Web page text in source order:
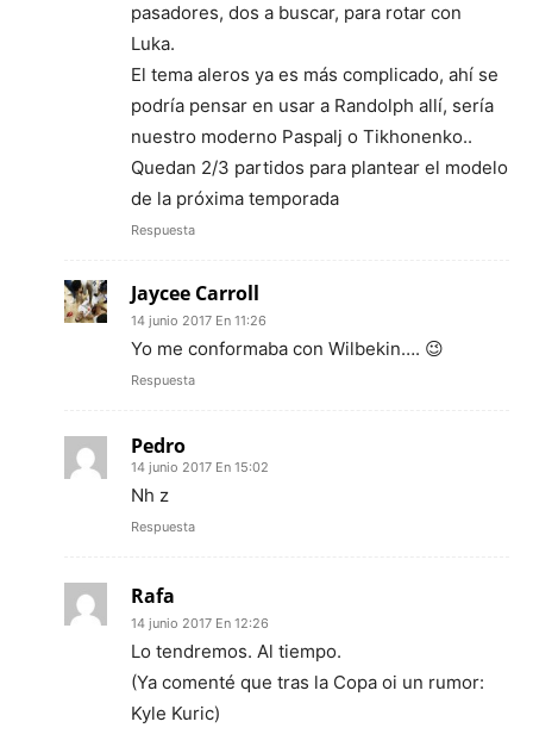
pasadores, dos a buscar, para rotar con
Luka.
El tema aleros ya es más complicado, ahí se
podría pensar en usar a Randolph allí, sería
nuestro moderno Paspalj o Tikhonenko..
Quedan 2/3 partidos para plantear el modelo
de la próxima temporada
Respuesta
Jaycee Carroll
14 junio 2017 En 11:26
Yo me conformaba con Wilbekin…. 😉
Respuesta
Pedro
14 junio 2017 En 15:02
Nh z
Respuesta
Rafa
14 junio 2017 En 12:26
Lo tendremos. Al tiempo.
(Ya comenté que tras la Copa oi un rumor:
Kyle Kuric)